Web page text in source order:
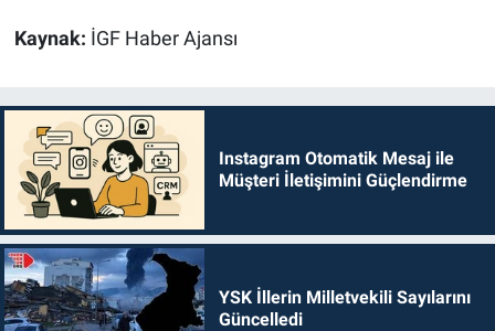
Kaynak: İGF Haber Ajansı
Instagram Otomatik Mesaj ile
Müşteri İletişimini Güçlendirme
YSK İllerin Milletvekili Sayılarını
Güncelledi